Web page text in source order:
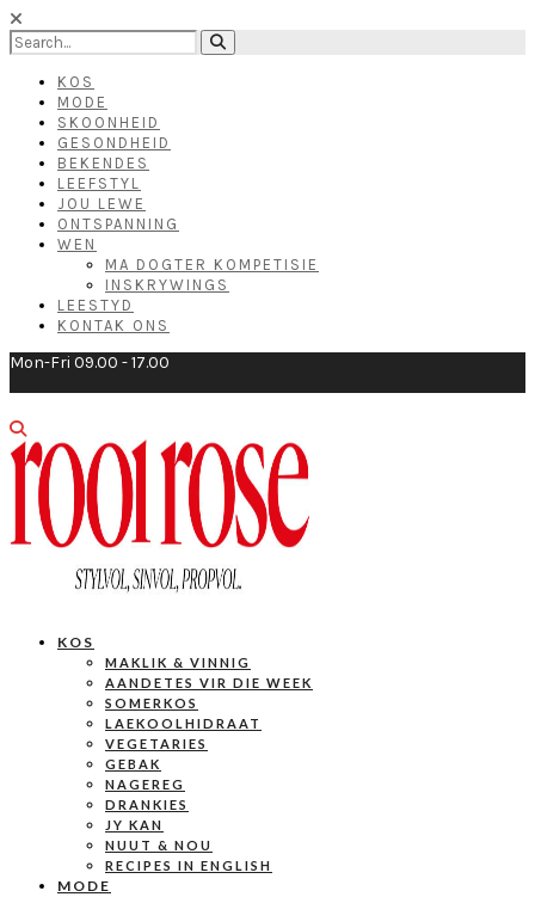
KOS
MODE
SKOONHEID
GESONDHEID
BEKENDES
LEEFSTYL
JOU LEWE
ONTSPANNING
WEN
MA DOGTER KOMPETISIE
INSKRYWINGS
LEESTYD
KONTAK ONS
Mon-Fri 09.00 - 17.00
KOS
MAKLIK & VINNIG
AANDETES VIR DIE WEEK
SOMERKOS
LAEKOOLHIDRAAT
VEGETARIES
GEBAK
NAGEREG
DRANKIES
JY KAN
NUUT & NOU
RECIPES IN ENGLISH
MODE